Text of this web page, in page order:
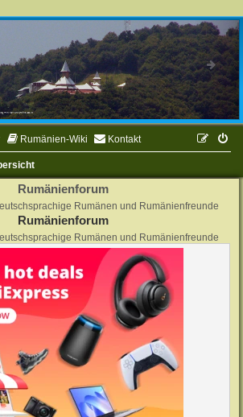
Rumänien-Wiki Kontakt
Rumänienforum
Rumänen und Rumänienfreunde
Rumänienforum
Rumänen und Rumänienfreunde